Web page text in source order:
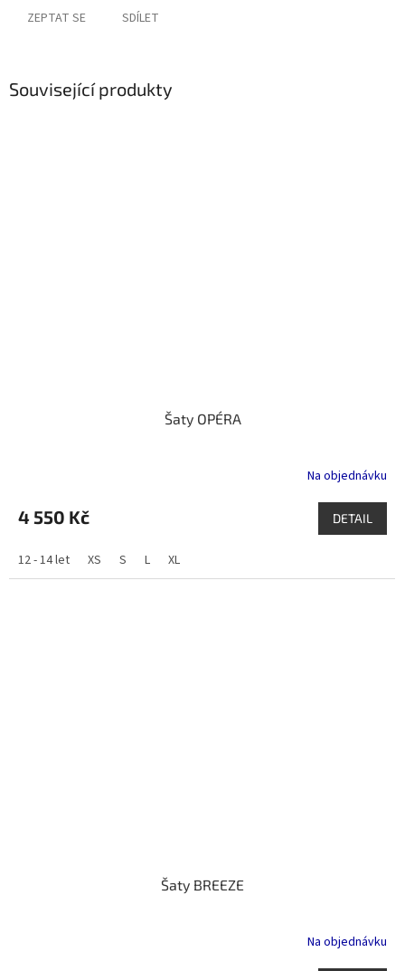
ZEPTAT SE SDÍLET
Související produkty
Šaty OPÉRA
Na objednávku
4 550 Kč DETAIL
12 - 14 let XS S L XL
Šaty BREEZE
Na objednávku